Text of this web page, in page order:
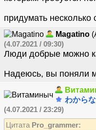
придумать
Magatino
(4.07.2021 / 09:30)
Люди добрые можно
Надеюсь, вы поняли
わから
(4.07.2021 / 23:29)
Цитата Pro_grammer: